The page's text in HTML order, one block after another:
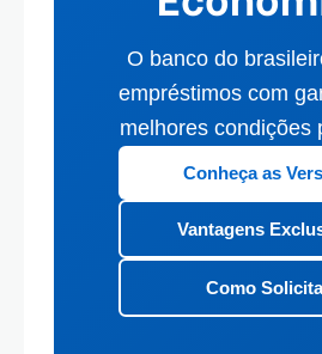
O banco do
empréstimos com
melhores condições
Conheça as
Vantagens
Como